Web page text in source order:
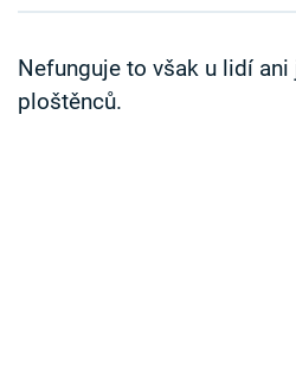
Sledujte nás
Nefunguje to však u lidí
ploštěnců.